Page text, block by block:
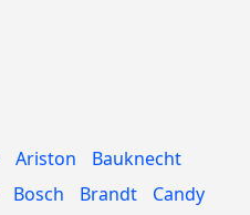
Ariston
Bauknecht
Bosch Brandt
Candy